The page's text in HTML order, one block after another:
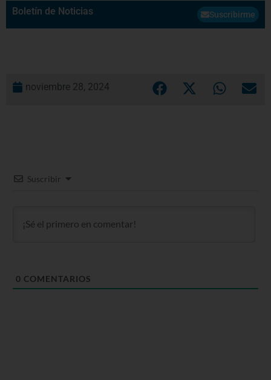
Boletín de Noticias Suscribirme
noviembre 28, 2024
Suscribir
0 COMENTARIOS